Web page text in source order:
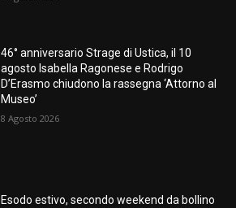
46° anniversario Strage di Ustica, il 10
agosto Isabella Ragonese e Rodrigo
D’Erasmo chiudono la rassegna ‘Attorno al
Museo’
8 Agosto 2026
Esodo estivo, secondo weekend da bollino